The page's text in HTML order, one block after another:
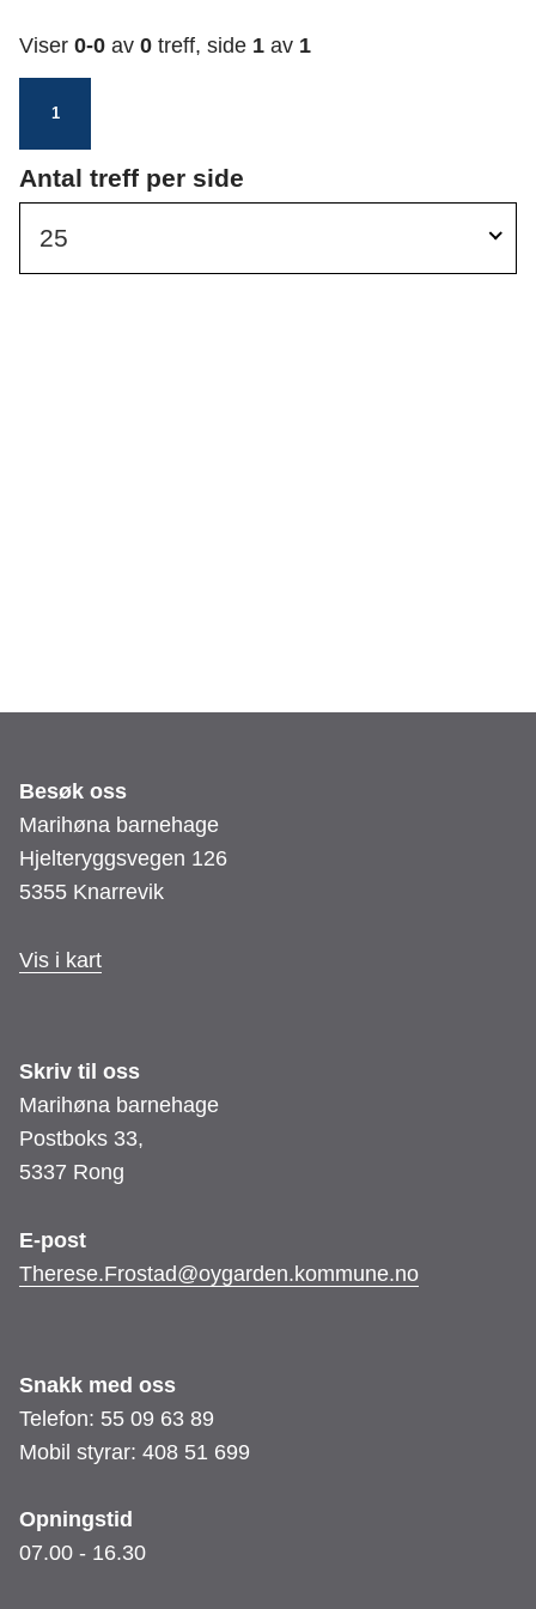
n
h
g
s
t
a
Viser 0-0 av 0 treff, side 1 av 1
1
Antal treff per side
25
Besøk oss
Marihøna barnehage
Hjelteryggsvegen 126
5355 Knarrevik
Vis i kart
Skriv til oss
Marihøna barnehage
Postboks 33,
5337 Rong
E-post
Therese.Frostad@oygarden.kommune.no
Snakk med oss
Telefon: 55 09 63 89
Mobil styrar: 408 51 699
Opningstid
07.00 - 16.30